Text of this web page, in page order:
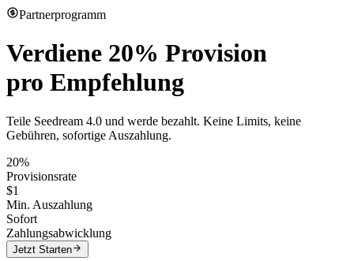
Partnerprogramm
Verdiene 20% Provision
pro Empfehlung
Teile Seedream 4.0 und werde bezahlt. Keine Limits, keine
Gebühren, sofortige Auszahlung.
20%
Provisionsrate
$1
Min. Auszahlung
Sofort
Zahlungsabwicklung
Jetzt Starten